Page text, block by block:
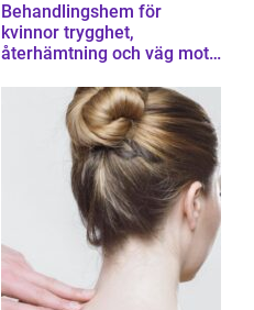
Behandlingshem för
kvinnor trygghet,
återhämtning och väg mot